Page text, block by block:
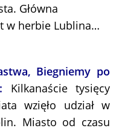
Główna
w herbie Lublina…
Biegniemy po
Kilkanaście tysięcy
wzięło udział w
Miasto od czasu